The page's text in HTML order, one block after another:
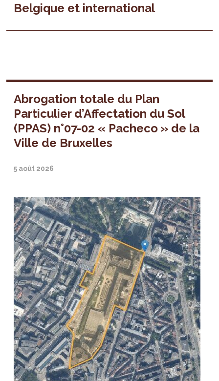
Belgique et international
Abrogation totale du Plan
Particulier d’Affectation du Sol
(PPAS) n°07-02 « Pacheco » de la
Ville de Bruxelles
5 août 2026